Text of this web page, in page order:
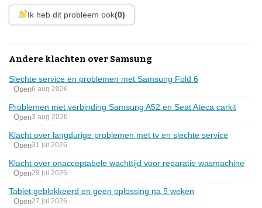
Ik heb dit probleem ook(0)
Andere klachten over Samsung
Slechte service en problemen met Samsung Fold 6
Open6 aug 2026
Problemen met verbinding Samsung A52 en Seat Ateca carkit
Open3 aug 2026
Klacht over langdurige problemen met tv en slechte service
Open31 jul 2026
Klacht over onacceptabele wachttijd voor reparatie wasmachine
Open29 jul 2026
Tablet geblokkeerd en geen oplossing na 5 weken
Open27 jul 2026